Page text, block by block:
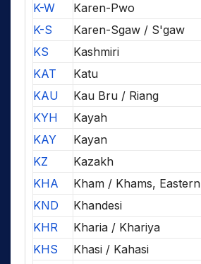
K-W
Karen-Pwo
K-S
Karen-Sgaw / S'gaw
KS
Kashmiri
KAT
Katu
KAU
Kau Bru / Riang
KYH
Kayah
KAY
Kayan
KZ
Kazakh
KHA
Kham / Khams, Eastern
KND
Khandesi
KHR
Kharia / Khariya
KHS
Khasi / Kahasi